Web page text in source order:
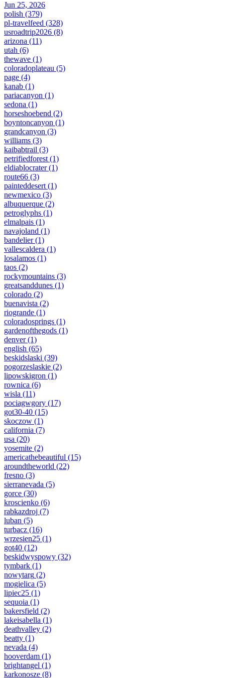
Jun 25, 2026
polish (379)
pl-travelfeed (328)
usroadtrip2026 (8)
arizona (11)
utah (6)
thewave (1)
coloradoplateau (5)
page (4)
kanab (1)
pariacanyon (1)
sedona (1)
horseshoebend (2)
boyntoncanyon (1)
grandcanyon (3)
williams (3)
kaibabtrail (3)
petrifiedforest (1)
eldiablocrater(1)
route66 (3)
painteddesert (1)
newmexico (3)
albuquerque (2)
petroglyphs (1)
elmalpais (1)
navajoland (1)
bandelier(1)
vallescaldera (1)
losalamos (1)
taos (2)
rockymountains (3)
greatsanddunes (1)
colorado (2)
buenavista (2)
riogrande (1)
coloradosprings (1)
gardenofthegods (1)
denver(1)
english (65)
beskidslaski (39)
pogorzeslaskie (2)
lipowskigron (1)
rownica (6)
wisla (11)
pociagwgory (17)
got30-40 (15)
skoczow (1)
california (7)
usa (20)
yosemite (2)
americathebeautiful (15)
aroundtheworld (22)
fresno (3)
sierranevada (5)
gorce (30)
kroscienko (6)
rabkazdroj (7)
luban (5)
turbacz (16)
wrzesien25 (1)
got40 (12)
beskidwyspowy (32)
tymbark (1)
nowytarg (2)
mogielica (5)
lipiec25 (1)
sequoia (1)
bakersfield (2)
lakeisabella (1)
deathvalley (2)
beatty (1)
nevada (4)
hooverdam (1)
brightangel (1)
karkonosze (8)